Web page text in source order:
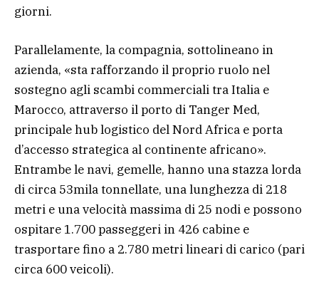
giorni.
Parallelamente, la compagnia, sottolineano in
azienda, «sta rafforzando il proprio ruolo nel
sostegno agli scambi commerciali tra Italia e
Marocco, attraverso il porto di Tanger Med,
principale hub logistico del Nord Africa e porta
d’accesso strategica al continente africano».
Entrambe le navi, gemelle, hanno una stazza lorda
di circa 53mila tonnellate, una lunghezza di 218
metri e una velocità massima di 25 nodi e possono
ospitare 1.700 passeggeri in 426 cabine e
trasportare fino a 2.780 metri lineari di carico (pari
circa 600 veicoli).